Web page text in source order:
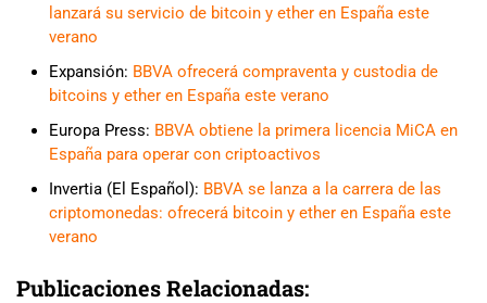
lanzará su servicio de bitcoin y ether en España este
verano
Expansión: BBVA ofrecerá compraventa y custodia de
bitcoins y ether en España este verano
Europa Press: BBVA obtiene la primera licencia MiCA en
España para operar con criptoactivos
Invertia (El Español): BBVA se lanza a la carrera de las
criptomonedas: ofrecerá bitcoin y ether en España este
verano
Publicaciones Relacionadas: